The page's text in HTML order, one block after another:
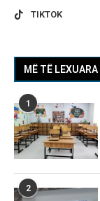
TIKTOK
MË TË LEXUARA
1
2